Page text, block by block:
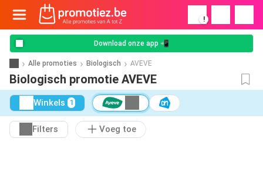
!
Download onze app 📲
Alle promoties Biologisch AVEVE
Biologisch promotie AVEVE
Winkels 1
Filters Voeg toe